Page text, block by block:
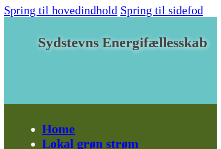
Spring til hovedindhold Spring til sidefod
Sydstevns Energifællesskab
Home
Lokal grøn strøm